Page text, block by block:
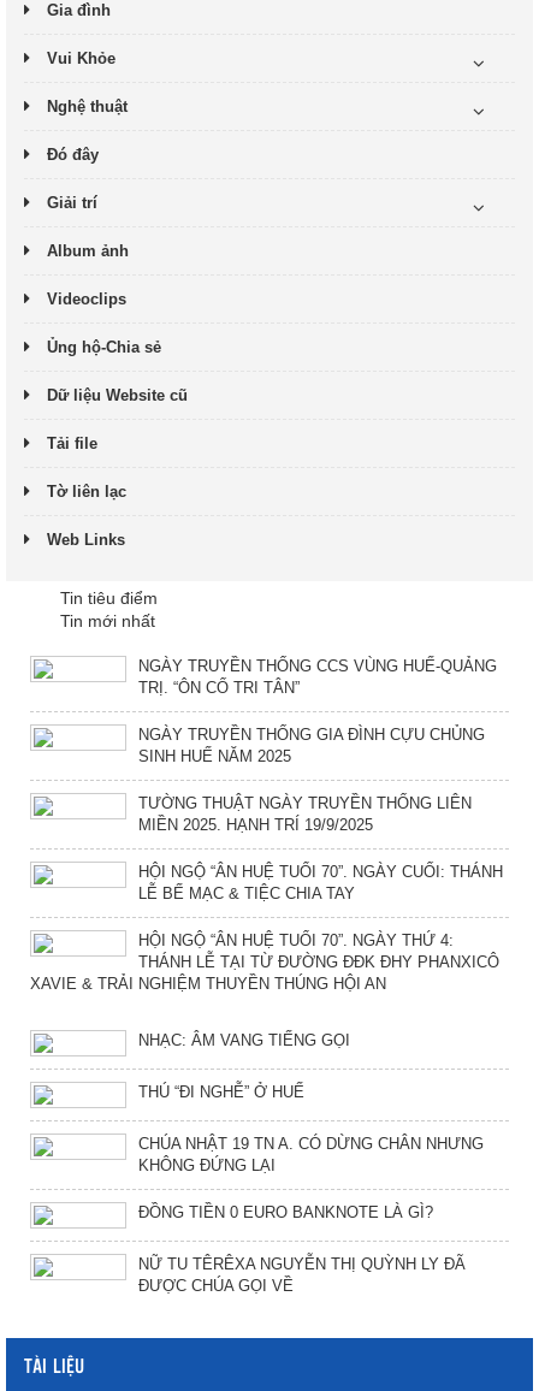
Gia đình
Vui Khỏe
Nghệ thuật
Đó đây
Giải trí
Album ảnh
Videoclips
Ủng hộ-Chia sẻ
Dữ liệu Website cũ
Tải file
Tờ liên lạc
Web Links
Tin tiêu điểm
Tin mới nhất
NGÀY TRUYỀN THỐNG CCS VÙNG HUẾ-QUẢNG
TRỊ. “ÔN CỐ TRI TÂN”
NGÀY TRUYỀN THỐNG GIA ĐÌNH CỰU CHỦNG
SINH HUẾ NĂM 2025
TƯỜNG THUẬT NGÀY TRUYỀN THỐNG LIÊN
MIỀN 2025. HẠNH TRÍ 19/9/2025
HỘI NGỘ “ÂN HUỆ TUỔI 70”. NGÀY CUỐI: THÁNH
LỄ BẾ MẠC & TIỆC CHIA TAY
HỘI NGỘ “ÂN HUỆ TUỔI 70”. NGÀY THỨ 4:
THÁNH LỄ TẠI TỪ ĐƯỜNG ĐĐK ĐHY PHANXICÔ
XAVIE & TRẢI NGHIỆM THUYỀN THÚNG HỘI AN
NHẠC: ÂM VANG TIẾNG GỌI
THÚ “ĐI NGHỄ” Ở HUẾ
CHÚA NHẬT 19 TN A. CÓ DỪNG CHÂN NHƯNG
KHÔNG ĐỨNG LẠI
ĐỒNG TIỀN 0 EURO BANKNOTE LÀ GÌ?
NỮ TU TÊRÊXA NGUYỄN THỊ QUỲNH LY ĐÃ
ĐƯỢC CHÚA GỌI VỀ
TÀI LIỆU